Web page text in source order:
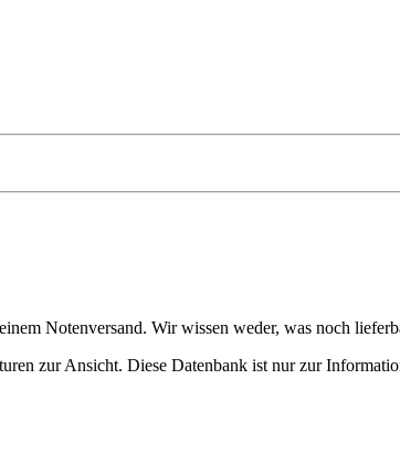
Notenversand. Wir wissen weder, was noch
zur Ansicht. Diese Datenbank ist nur zur